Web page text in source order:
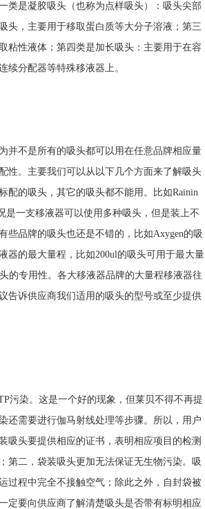
类是凝胶吸头（也称为点样吸头）：吸头尖部
头，主要用于移取蛋白质等大分子溶液；第三
粘性液体；第四类是加长吸头：主要用于在容
续分配器等特殊移液器上。
并不是所有的吸头都可以用在任意品牌相应量
性。主要我们可以从以下几个方面来了解吸头
配的吸头，其它的吸头都不能用。比如Rainin
一支移液器可以使用多种吸头，但是装上不
些品牌的吸头也还是不错的，比如Axygen的吸
器的最大量程，比如200ul的吸头可用于最大量
的专用性。各大移液器品牌的大量程移液器往
告诉供应商我们适用的吸头的型号或至少提供
污染。这是一个好的现象，但莱贝不得不再提
还需要进行伽马射线处理等步骤。所以，用户
吸头要提供相应的证书，表明相应项目的检测
第二，袋装吸头更加无法保证无生物污染。吸
过程中完全不接触空气；除此之外，自封袋被
定要向供应商了解清楚吸头是否带有标明相应